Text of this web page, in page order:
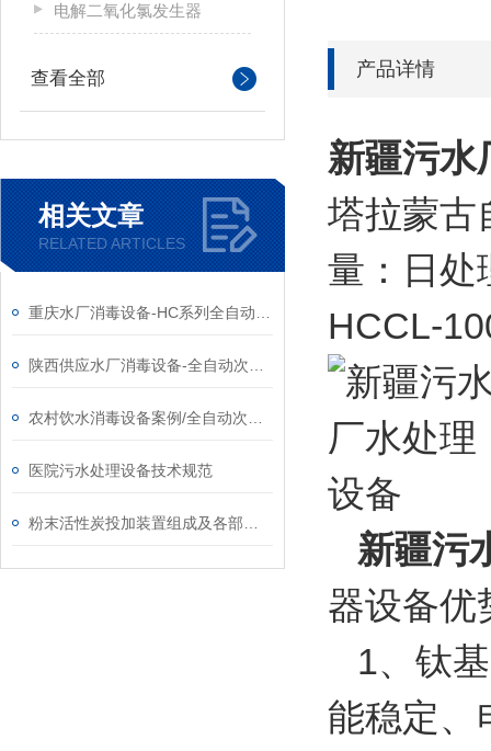
电解二氧化氯发生器
查看全部
相关文章
RELATED ARTICLES
医院污水处理设备技术规范
产品详情
新疆污水
塔拉蒙古
量：日处
HCCL-
新疆污
器设备优
1、钛
能稳定、